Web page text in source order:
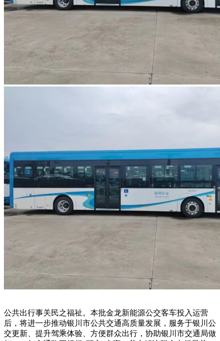
公共出行事关民之福祉。本批金龙新能源公交客车投入运营
后，将进一步推动银川市公共交通高质量发展，服务于银川公
交更新、提升驾乘体验、方便群众出行，协助银川市交通局做